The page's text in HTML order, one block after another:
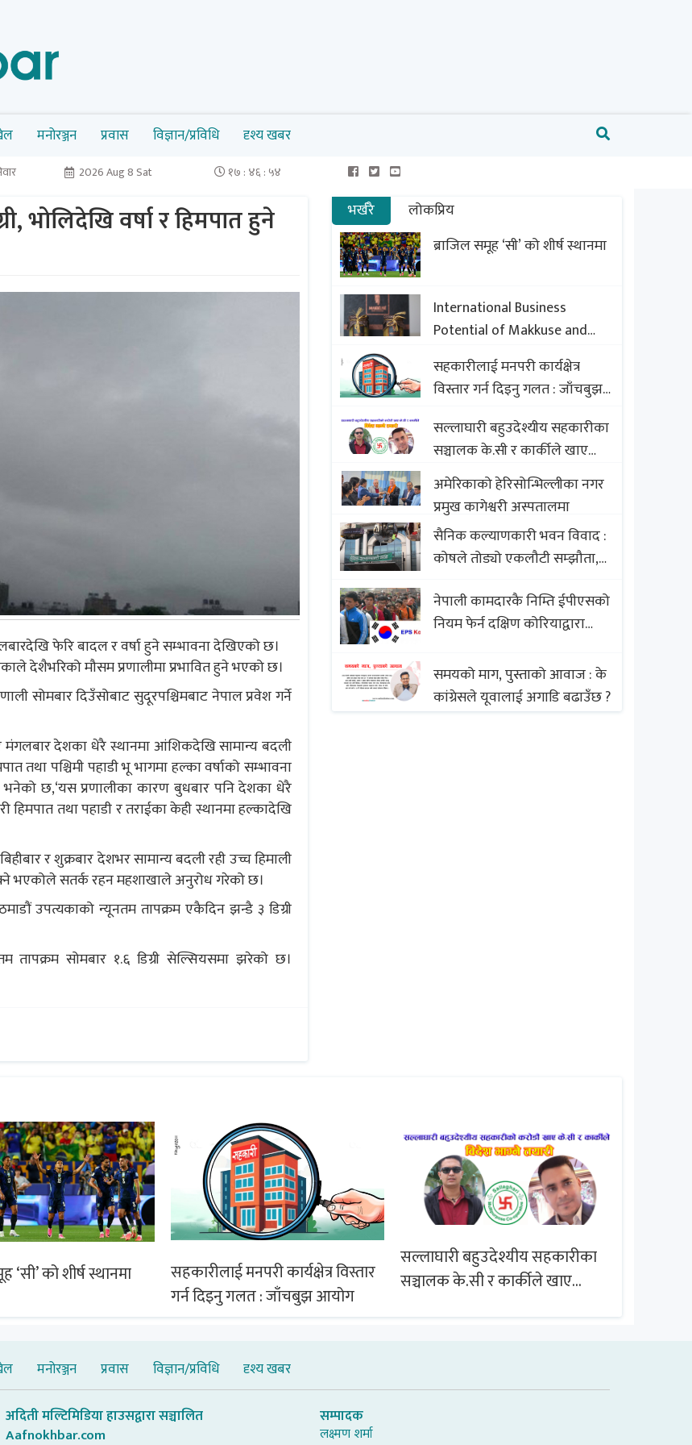
मनोरञ्जन प्रवास विज्ञान/प्रविधि दृश्य खबर
2026 Aug 8 Sat १७ : ४६ : ५४
भोलिदेखि वर्षा र हिमपात हुने
फेरि बादल र वर्षा हुने सम्भावना देखिएको छ।
देशैभरिको मौसम प्रणालीमा प्रभावित हुने भएको छ।
सोमबार दिउँसोबाट सुदूरपश्चिमबाट नेपाल प्रवेश गर्ने
मंगलबार देशका धेरै स्थानमा आंशिकदेखि सामान्य बदली
तथा पश्चिमी पहाडी भू भागमा हल्का वर्षाको सम्भावना
भनेको छ,‘यस प्रणालीका कारण बुधबार पनि देशका धेरै
हिमपात तथा पहाडी र तराईका केही स्थानमा हल्कादेखि
र शुक्रबार देशभर सामान्य बदली रही उच्च हिमाली
भएकोले सतर्क रहन महशाखाले अनुरोध गरेको छ।
उपत्यकाको न्यूनतम तापक्रम एकैदिन झन्डै ३ डिग्री
तापक्रम सोमबार १.६ डिग्री सेल्सियसमा झरेको छ।
भर्खरै
लोकप्रिय
ब्राजिल समूह ‘सी’ को शीर्ष स्थानमा
International Business
Potential of Makkuse and
Export Opportunities of
Nepali Sweets with Global
Comparison to Baklava
सहकारीलाई मनपरी कार्यक्षेत्र
विस्तार गर्न दिइनु गलत : जाँचबुझ
सल्लाघारी बहुउदेश्यीय सहकारीका
सञ्चालक के.सी र कार्कीले खाए
सदस्यको करोडौं बचत
अमेरिकाको हेरिसोन्भिल्लीका नगर
प्रमुख कागेश्वरी अस्पतालमा
सैनिक कल्याणकारी भवन विवाद :
कोषले तोड्यो एकलौटी सम्झौता,
बिखलबन्दमा (भिडियो)
नेपाली कामदारकै निम्ति ईपीएसको
नियम फेर्न दक्षिण कोरियाद्वारा
समयको माग, पुस्ताको आवाज : के
कांग्रेसले यूवालाई अगाडि बढाउँछ ?
‘सी’ को शीर्ष स्थानमा
सहकारीलाई मनपरी कार्यक्षेत्र विस्तार
गर्न दिइनु गलत : जाँचबुझ आयोग
सल्लाघारी बहुउदेश्यीय सहकारीका
सञ्चालक के.सी र कार्कीले खाए
मनोरञ्जन प्रवास विज्ञान/प्रविधि दृश्य खबर
अदिती मल्टिमिडिया हाउसद्वारा सञ्चालित
Aafnokhbar.com
सम्पादक
लक्ष्मण शर्मा